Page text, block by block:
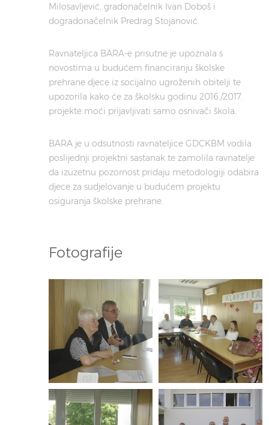
Milosavljević, gradonačelnik Ivan Doboš i
dogradonačelnik Predrag Stojanović.
Ravnateljica BARA-e prisutne je upoznala s
novostima u budućem financiranju školske
prehrane djece iz socijalno ugroženih obitelji te
upozorila kako će za školsku godinu 2016./2017.
projekte moći prijavljivati samo osnivači škola.
BARA je u odsutnosti ravnateljice GDCKBM vodila
poslijednji projektni sastanak te zamolila ravnatelje
da izuzetnu pozornost pridaju metodologiji odabira
djece za sudjelovanje u budućem projektu
osiguranja školske prehrane.
Fotografije